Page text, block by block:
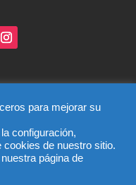
Colombia, 6, 45004,
285 528
del
para mejorar su
configuración,
de nuestro sitio.
página de